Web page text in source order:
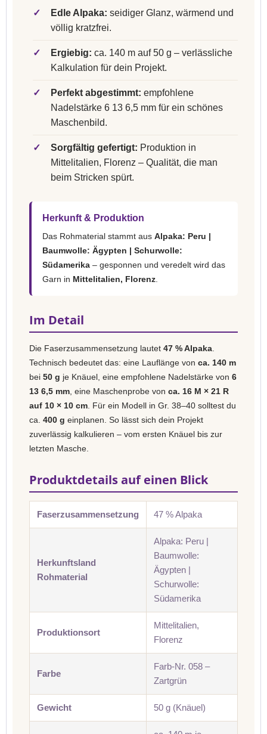
✓ Edle Alpaka: seidiger Glanz, wärmend und
völlig kratzfrei.
✓ Ergiebig: ca. 140 m auf 50 g – verlässliche
Kalkulation für dein Projekt.
✓ Perfekt abgestimmt: empfohlene
Nadelstärke 6 13 6,5 mm für ein schönes
Maschenbild.
✓ Sorgfältig gefertigt: Produktion in
Mittelitalien, Florenz – Qualität, die man
beim Stricken spürt.
Herkunft & Produktion
Das Rohmaterial stammt aus Alpaka: Peru |
Baumwolle: Ägypten | Schurwolle:
Südamerika – gesponnen und veredelt wird das
Garn in Mittelitalien, Florenz
Im Detail
Die Faserzusammensetzung lautet 47 % Alpaka
Technisch bedeutet das: eine Lauflänge von ca. 140 m
bei 50 g je Knäuel, eine empfohlene Nadelstärke von 6
13 6,5 mm , eine Maschenprobe von ca. 16 M × 21 R
auf 10 × 10 cm . Für ein Modell in Gr. 38–40 solltest du
ca. 400 g einplanen. So lässt sich dein Projekt
zuverlässig kalkulieren – vom ersten Knäuel bis zur
letzten Masche.
Produktdetails auf einen Blick
Faserzusammensetzung 47 % Alpaka
Herkunftsland
Rohmaterial
Alpaka: Peru |
Baumwolle:
Ägypten |
Schurwolle:
Südamerika
Produktionsort
Mittelitalien,
Florenz
Farbe
Farb-Nr. 058 –
Zartgrün
Gewicht 50 g (Knäuel)